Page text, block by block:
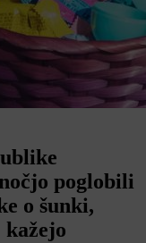
poglobili
o šunki,